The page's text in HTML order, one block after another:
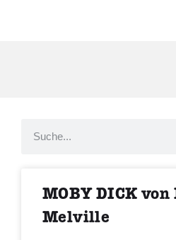
MOBY DICK von
Melville